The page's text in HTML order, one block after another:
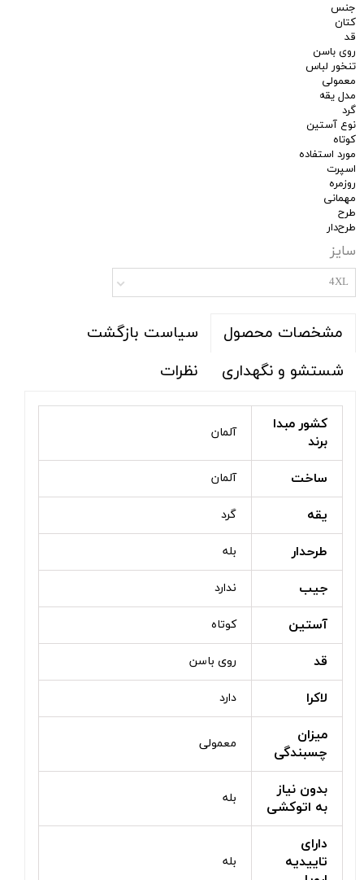
جنس
کتان
قد
روی باسن
تنخور لباس
معمولی
مدل یقه
گرد
نوع آستین
کوتاه
مورد استفاده
اسپرت
روزمره
مهمانی
طرح
طرح‌دار
سایز
4XL
مشخصات محصول
سیاست بازگشت
شستشو و نگهداری
نظرات
کشور مبدا
برند
آلمان
ساخت آلمان
یقه گرد
طرحدار بله
جیب ندارد
آستین کوتاه
قد روی باسن
لاکرا دارد
میزان
چسبندگی
معمولی
بدون نیاز
به اتوکشی
بله
دارای
تاییدیه
بله